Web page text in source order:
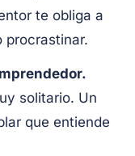
te obliga a
procrastinar.
solitario. Un
que entiende